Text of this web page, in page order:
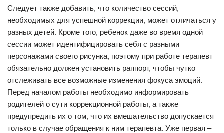
Следует также добавить, что количество сессий,
необходимых для успешной коррекции, может отличаться у
разных детей. Кроме того, ребенок даже во время одной
сессии может идентифицировать себя с разными
персонажами своего рисунка, поэтому при работе терапевт
обязательно должен установить раппорт, чтобы чутко
отслеживать все возможные изменения фокуса эмоций.
Перед началом работы необходимо информировать
родителей о сути коррекционной работы, а также
предупредить их о том, что их вмешательство допускается
только в случае обращения к ним терапевта. Уже первая –